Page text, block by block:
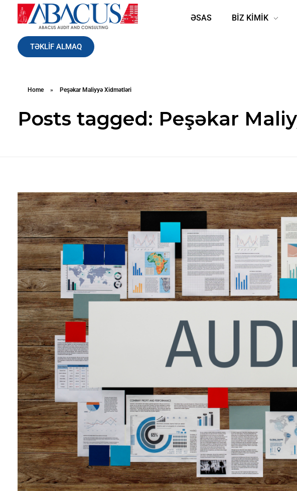
Abacusaudit.az
ƏSAS BİZ KİMİK
TƏKLİF ALMAQ
Home » Peşəkar Maliyyə Xidmətləri
Posts tagged: Peşəkar